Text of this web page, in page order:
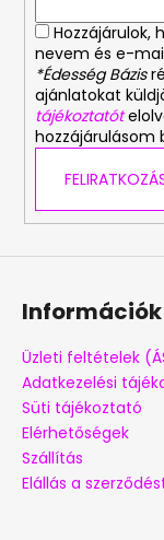
nevem és e-
*Édesség Bázis
ajánlatokat
tájékoztatót
hozzájárulásom
Információk
Üzleti feltételek
Adatkezelési
Süti tájékoztató
Elérhetőségek
Szállítás
Elállás a